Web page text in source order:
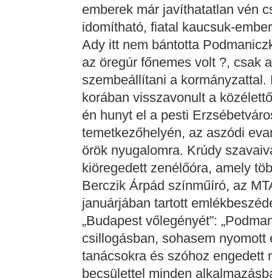
emberek már javíthatatlan vén
idomítható, fiatal kaucsuk-
Ady itt nem bántotta
az öregúr főnemes volt ?, csak
szembeállítani a
korában visszavonult a
én hunyt el a pesti
temetkezőhelyén, az aszódi
örök nyugalomra. Krúdy
kiöregedett zenélőóra, amely
Berczik Árpád színműíró, az
januárjában tartott
„Budapest vőlegényét”:
csillogásban, sohasem
tanácsokra és szóhoz engedett
becsülettel minden